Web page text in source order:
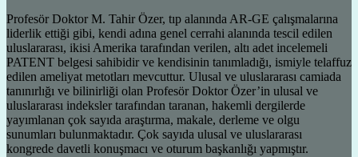
Profesör Doktor M. Tahir Özer, tıp alanında AR-GE çalışmalarına
liderlik ettiği gibi, kendi adına genel cerrahi alanında tescil edilen
uluslararası, ikisi Amerika tarafından verilen, altı adet incelemeli
PATENT belgesi sahibidir ve kendisinin tanımladığı, ismiyle telaffuz
edilen ameliyat metotları mevcuttur. Ulusal ve uluslararası camiada
tanınırlığı ve bilinirliği olan Profesör Doktor Özer’in ulusal ve
uluslararası indeksler tarafından taranan, hakemli dergilerde
yayımlanan çok sayıda araştırma, makale, derleme ve olgu
sunumları bulunmaktadır. Çok sayıda ulusal ve uluslararası
kongrede davetli konuşmacı ve oturum başkanlığı yapmıştır.